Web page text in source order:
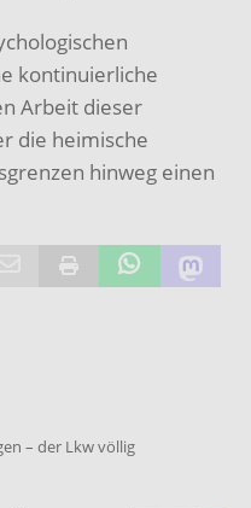
kontinuierliche
Arbeit dieser
die heimische
hinweg einen
– der Lkw völlig